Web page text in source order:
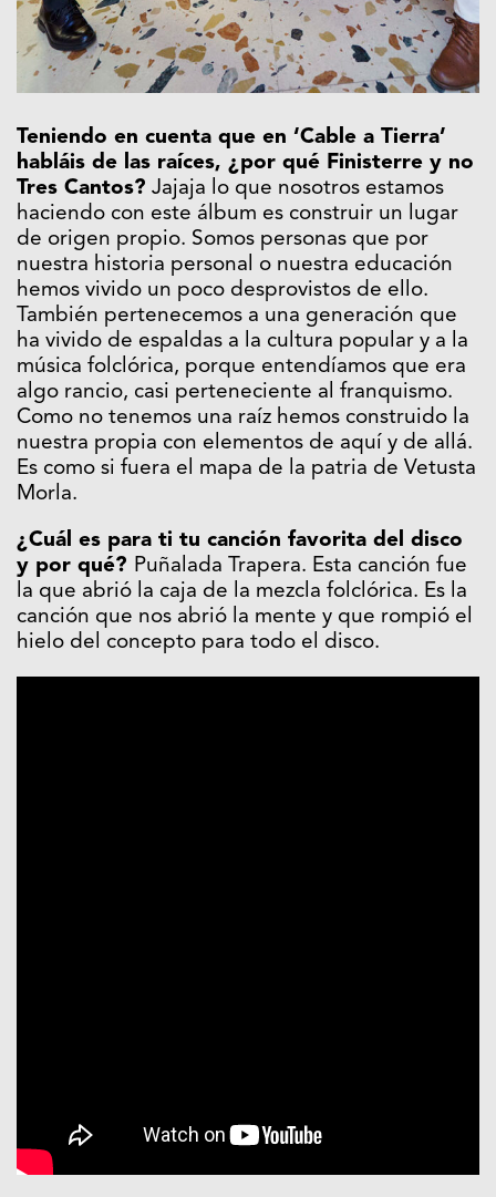
Teniendo en cuenta que en ‘Cable a Tierra’
habláis de las raíces, ¿por qué Finisterre y no
Tres Cantos? Jajaja lo que nosotros estamos
haciendo con este álbum es construir un lugar
de origen propio. Somos personas que por
nuestra historia personal o nuestra educación
hemos vivido un poco desprovistos de ello.
También pertenecemos a una generación que
ha vivido de espaldas a la cultura popular y a la
música folclórica, porque entendíamos que era
algo rancio, casi perteneciente al franquismo.
Como no tenemos una raíz hemos construido la
nuestra propia con elementos de aquí y de allá.
Es como si fuera el mapa de la patria de Vetusta
Morla.
¿Cuál es para ti tu canción favorita del disco
y por qué? Puñalada Trapera. Esta canción fue
la que abrió la caja de la mezcla folclórica. Es la
canción que nos abrió la mente y que rompió el
hielo del concepto para todo el disco.